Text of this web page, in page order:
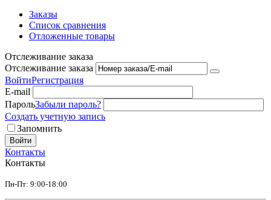
Заказы
Список сравнения
Отложенные товары
Отслеживание заказа
Отслеживание заказа
ВойтиРегистрация
E-mail
ПарольЗабыли пароль?
Создать учетную запись
Запомнить
Войти
Контакты
Контакты
Пн-Пт: 9:00-18:00